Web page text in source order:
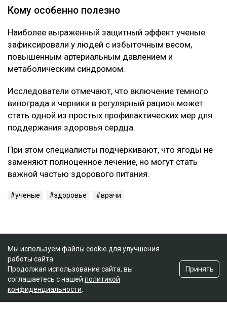
Кому особенно полезно
Наиболее выраженный защитный эффект ученые
зафиксировали у людей с избыточным весом,
повышенным артериальным давлением и
метаболическим синдромом.
Исследователи отмечают, что включение темного
винограда и черники в регулярный рацион может
стать одной из простых профилактических мер для
поддержания здоровья сердца.
При этом специалисты подчеркивают, что ягоды не
заменяют полноценное лечение, но могут стать
важной частью здорового питания.
ученые здоровье врачи
Мы используем файлы cookie для улучшения
работы сайта.
Продолжая использование сайта, вы
соглашаетесь с нашей политикой
конфиденциальности
Принять